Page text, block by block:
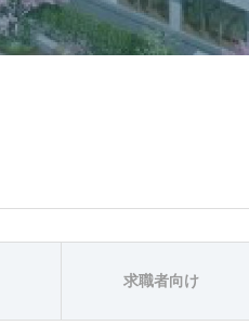
求職者向け